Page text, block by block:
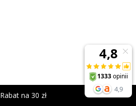
Rabat na 30 zł